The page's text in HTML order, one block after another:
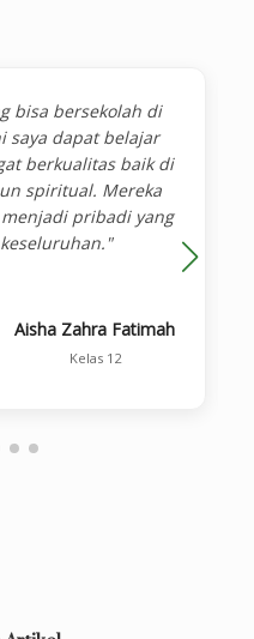
bisa bersekolah di
saya dapat belajar
berkualitas baik di
spiritual. Mereka
pribadi yang
Aisha Zahra Fatimah
Kelas 12